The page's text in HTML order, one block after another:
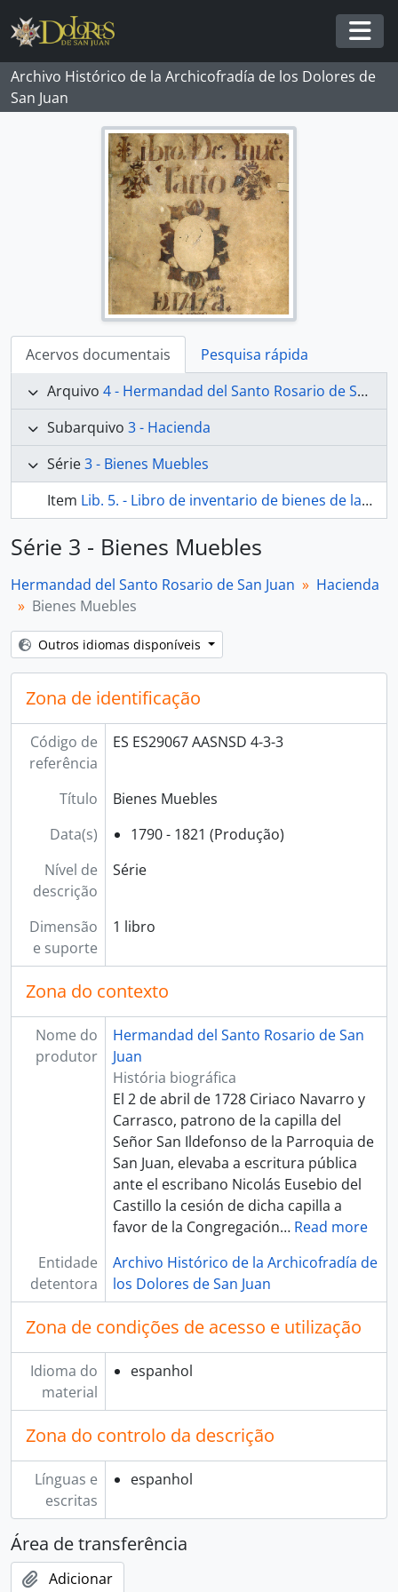
Skip to main content
Archivo Histórico de la Archicofradía de los Dolores de
San Juan
Acervos documentais
Pesquisa rápida
Arquivo 4 - Hermandad del Santo Rosario de San Juan
Subarquivo 3 - Hacienda
Série3 - Bienes Muebles
Item Lib. 5. - Libro de inventario de bienes de la Hermandad del Santo Rosario de la Parroquia de San Juan
Série 3 - Bienes Muebles
Hermandad del Santo Rosario de San Juan
Hacienda
Bienes Muebles
Outros idiomas disponíveis
Zona de identificação
Código de
referência
ES ES29067 AASNSD 4-3-3
Título
Bienes Muebles
Data(s)
1790 - 1821 (Produção)
Nível de
descrição
Série
Dimensão
e suporte
1 libro
Zona do contexto
Nome do
produtor
Hermandad del Santo Rosario de San
Juan
História biográfica
El 2 de abril de 1728 Ciriaco Navarro y
Carrasco, patrono de la capilla del
Señor San Ildefonso de la Parroquia de
San Juan, elevaba a escritura pública
ante el escribano Nicolás Eusebio del
Castillo la cesión de dicha capilla a
favor de la Congregación… Read more
Entidade
detentora
Archivo Histórico de la Archicofradía de
los Dolores de San Juan
Zona de condições de acesso e utilização
Idioma do
material
espanhol
Zona do controlo da descrição
Línguas e
escritas
espanhol
Área de transferência
Adicionar